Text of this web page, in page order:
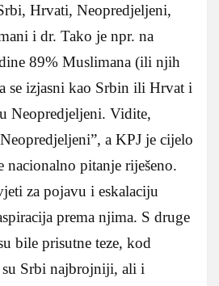
Hrvati, Neopredjeljeni,
i dr. Tako je npr. na
89% Muslimana (ili njih
se izjasni kao Srbin ili Hrvat i
Neopredjeljeni. Vidite,
a KPJ je cijelo
nacionalno pitanje riješeno.
za pojavu i eskalaciju
prema njima. S druge
bile prisutne teze, kod
su Srbi najbrojniji, ali i